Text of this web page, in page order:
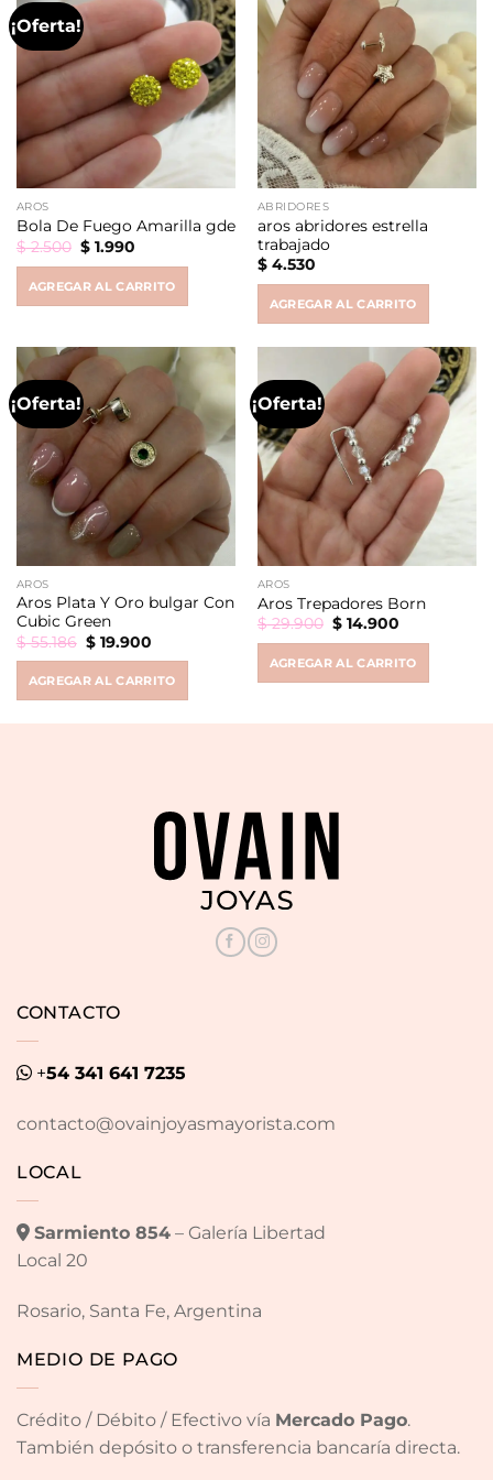
¡Oferta!
AROS
Bola De Fuego Amarilla gde
$2.500 Original
price
$ 2.500.
$1.990Current
$ 1.990.
AGREGAR AL CARRITO
ABRIDORES
aros abridores estrella
trabajado
$4.530
AGREGAR AL CARRITO
¡Oferta!
AROS
Aros Plata Y Oro bulgar Con
Cubic Green
$55.186 Original
price
$ 55.186.
$19.900Current
$ 19.900.
AGREGAR AL CARRITO
¡Oferta!
AROS
Aros Trepadores Born
$29.900 Original
price
$ 29.900.
$14.900Current
$ 14.900.
AGREGAR AL CARRITO
LOCAL
Sarmiento 854– Galería Libertad
Local 20
Rosario, Santa Fe, Argentina
MEDIO DE PAGO
Crédito / Débito / Efectivo vía Mercado Pago.
También depósito o transferencia bancaría directa.
CONTACTO
+54 341 641 7235
contacto@ovainjoyasmayorista.com